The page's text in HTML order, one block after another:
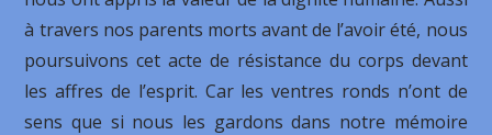
à travers nos parents morts avant de l’avoir été, nous
poursuivons cet acte de résistance du corps devant
les affres de l’esprit. Car les ventres ronds n’ont de
sens que si nous les gardons dans notre mémoire